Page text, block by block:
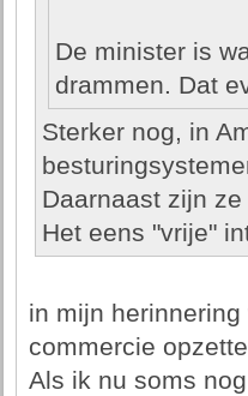
De minister is
drammen. Dat
Sterker nog, in
Daarnaast zijn
Het eens "vrije"
in mijn
commercie
Als ik nu soms